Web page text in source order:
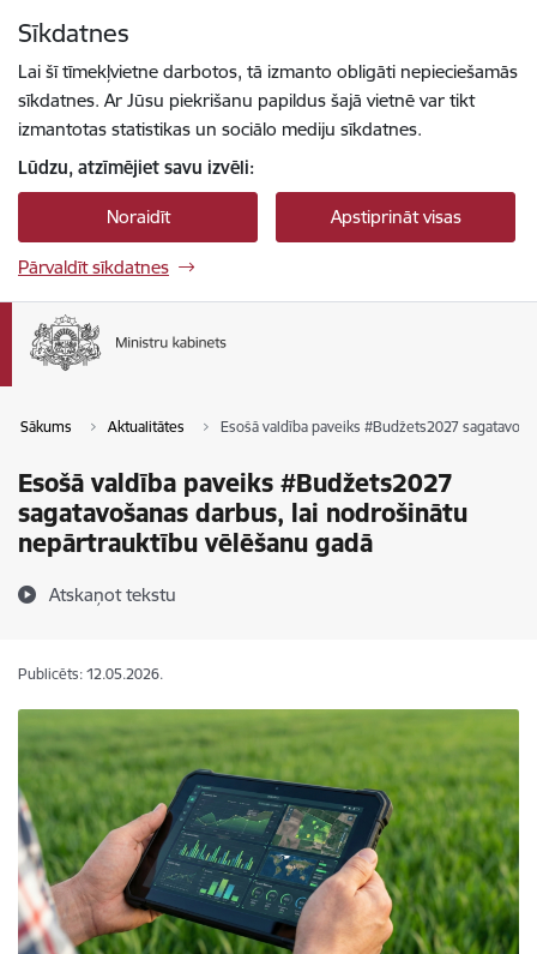
Sīkdatnes
Lai šī tīmekļvietne darbotos, tā izmanto obligāti nepieciešamās
sīkdatnes. Ar Jūsu piekrišanu papildus šajā vietnē var tikt
izmantotas statistikas un sociālo mediju sīkdatnes.
Lūdzu, atzīmējiet savu izvēli:
Noraidīt Apstiprināt visas
Pārvaldīt sīkdatnes
Sākums Aktualitātes Esošā valdība paveiks #Budžets2027
Esošā valdība paveiks #Budžets2027
sagatavošanas darbus, lai nodrošinātu
nepārtrauktību vēlēšanu gadā
Atskaņot tekstu
Publicēts: 12.05.2026.